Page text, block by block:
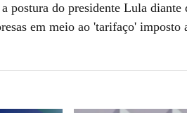
postura do presidente Lula diante
em meio ao 'tarifaço' imposto